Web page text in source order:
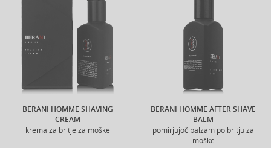
BERANI HOMME SHAVING
CREAM
krema za britje za moške
BERANI HOMME AFTER SHAVE
BALM
pomirjujoč balzam po britju za
moške